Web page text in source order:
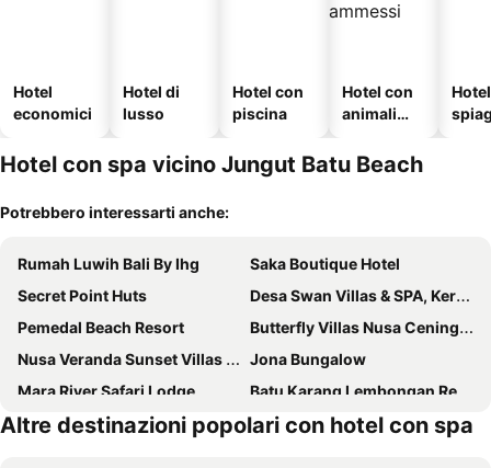
Hotel
economici
Hotel di
lusso
Hotel con
piscina
Hotel con
animali
Hotel con spa vicino Jungut Batu Beach
Potrebbero interessarti anche:
Rumah Luwih Bali By Ihg
Saka Boutique Hotel
Secret Point Huts
Desa Swan Villas & SPA, Keramas
Pemedal Beach Resort
Butterfly Villas Nusa Ceningan
Nusa Veranda Sunset Villas & Restaurant
Jona Bungalow
Mara River Safari Lodge
Batu Karang Lembongan Resort And Day Spa
OK Divers Resort & Spa
Lembongan Seaview
Altre destinazioni popolari con hotel con spa